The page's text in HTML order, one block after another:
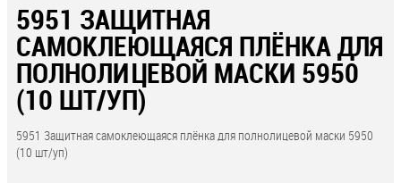
5951 ЗАЩИТНАЯ
САМОКЛЕЮЩАЯСЯ ПЛЁНКА ДЛЯ
ПОЛНОЛИЦЕВОЙ МАСКИ 5950
(10 ШТ/УП)
5951 Защитная самоклеющаяся плёнка для полнолицевой маски 5950
(10 шт/уп)